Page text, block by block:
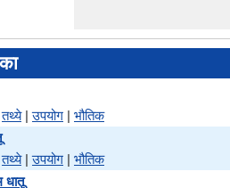
तथ्ये|उपयोग | भौतिक
तथ्ये|उपयोग | भौतिक
धातू